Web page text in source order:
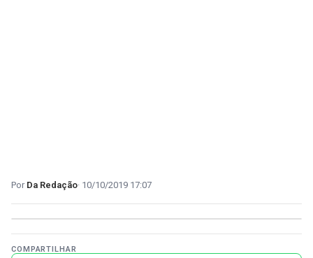
Da Redação 10/10/2019 17:07
COMPARTILHAR